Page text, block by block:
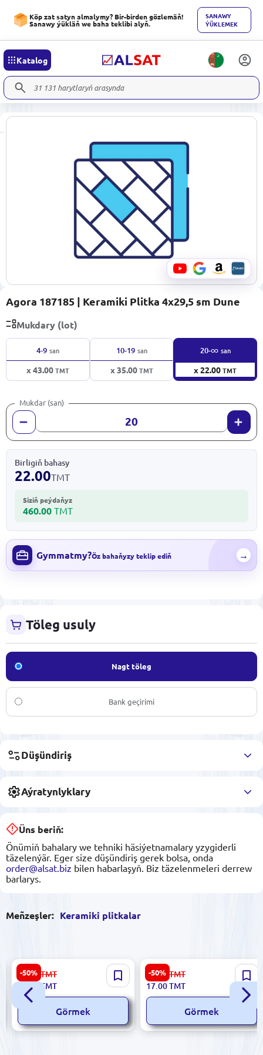
Köp zat satyn almalymy? Bir-birden gözlemäň!
Sanawy ýükläň we baha teklibi alyň.
SANAWY
ÝÜKLEMEK
Katalog
Agora 187185 | Keramiki Plitka 4x29,5 sm Dune
Mukdary (lot)
4-9 san
x 43.00TMT
10-19 san
x 35.00TMT
20-∞ san
x 22.00TMT
Mukdar (san)
Birligiň bahasy
22.00TMT
Siziň peýdaňyz
460.00 TMT
Gymmatmy?Öz bahaňyzy teklip ediň →
Töleg usuly
Nagt töleg
Bank geçirimi
Düşündiriş
Aýratynlyklary
Üns beriň:
Önümiň bahalary we tehniki häsiýetnamalary yzygiderli
täzelenýär. Eger size düşündiriş gerek bolsa, onda
order@alsat.biz bilen habarlaşyň. Biz täzelenmeleri derrew
barlarys.
Meñzeşler: Keramiki plitkalar
-50%
Sinfonia 8435020000023 |
Keramik plitka 3x25 sm Viena
Marfil
34.00 TMT
17.00
TMT
Görmek
-50%
Emperator 5900499061450 |
Keramiki Plitka 8x60sm Bej
Roza
34.00 TMT
17.00TMT
Görmek